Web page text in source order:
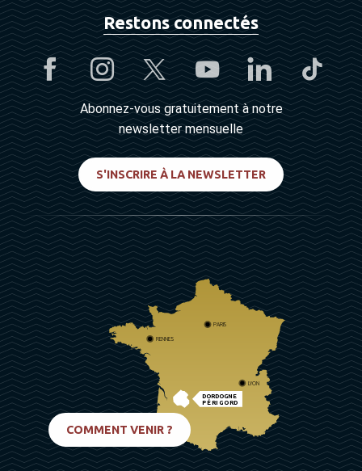
Restons connectés
Abonnez-vous gratuitement à notre
newsletter mensuelle
S'INSCRIRE À LA NEWSLETTER
DORDOGNE
PÉRIGORD
PARIS
RENNES
LYON
COMMENT VENIR ?